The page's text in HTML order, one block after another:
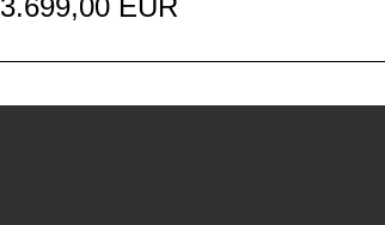
3.699,00 EUR